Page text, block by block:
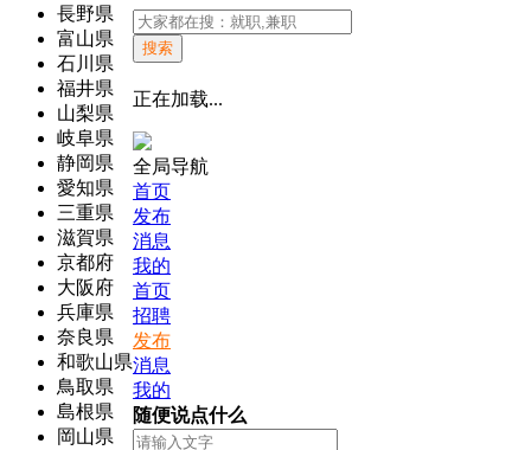
長野県
富山県
石川県
福井県
山梨県
岐阜県
静岡県
愛知県
三重県
滋賀県
京都府
大阪府
兵庫県
奈良県
和歌山県
鳥取県
島根県
岡山県
搜索
正在加载...
全局导航
首页
发布
消息
我的
首页
招聘
发布
消息
我的
随便说点什么